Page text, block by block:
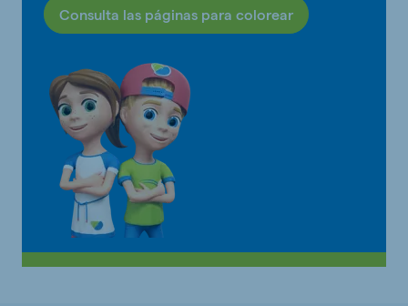
Consulta las páginas para colorear